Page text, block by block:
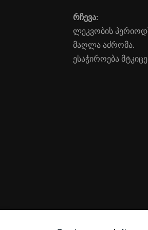
რჩევა:
ლეკ­ვო­ბის
მაღ­ლა აძ­რო­მა.
ესა­ჭი­რო­ე­ბა